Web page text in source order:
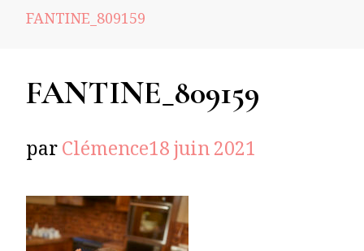
FANTINE_809159
FANTINE_809159
parClémence18 juin 2021